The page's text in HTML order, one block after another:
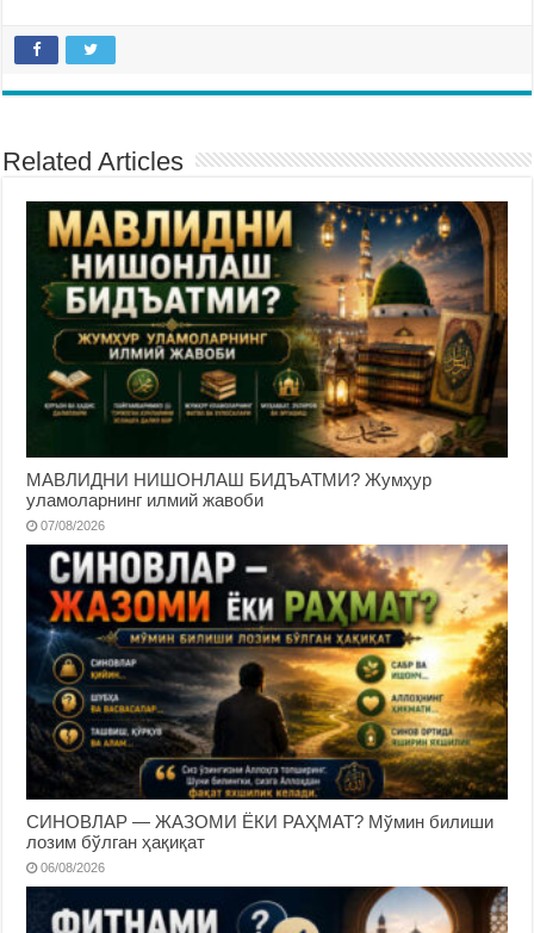
Related Articles
МАВЛИДНИ НИШОНЛАШ БИДЪАТМИ? Жумҳур
уламоларнинг илмий жавоби
07/08/2026
СИНОВЛАР — ЖАЗОМИ ЁКИ РАҲМАТ? Мўмин билиши
лозим бўлган ҳақиқат
06/08/2026